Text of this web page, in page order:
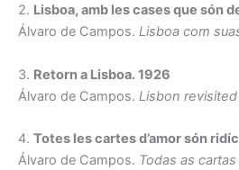
2. Lisboa, amb les cases que són
Álvaro de Campos. Lisboa com
3. Retorn a Lisboa. 1926
Álvaro de Campos. Lisbon
4. Totes les cartes d’amor són
Álvaro de Campos. Todas as